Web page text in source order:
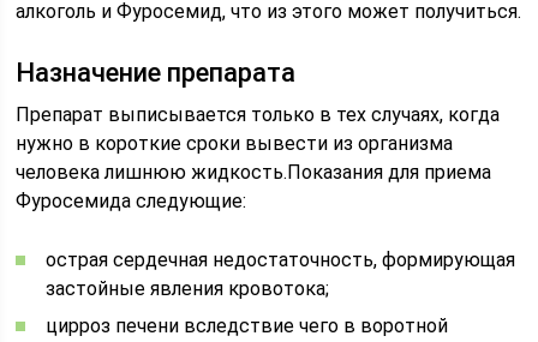
алкоголь и Фуросемид, что из этого может получиться.
Назначение препарата
Препарат выписывается только в тех случаях, когда
нужно в короткие сроки вывести из организма
человека лишнюю жидкость.Показания для приема
Фуросемида следующие:
острая сердечная недостаточность, формирующая
застойные явления кровотока;
цирроз печени вследствие чего в воротной